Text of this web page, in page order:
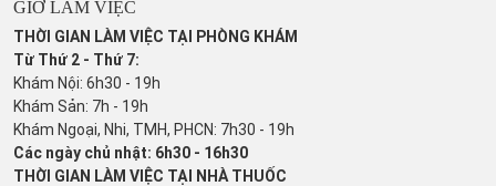
GIỜ LÀM VIỆC
THỜI GIAN LÀM VIỆC TẠI PHÒNG KHÁM
Từ Thứ 2 - Thứ 7:
Khám Nội: 6h30 - 19h
Khám Sản: 7h - 19h
Khám Ngoại, Nhi, TMH, PHCN: 7h30 - 19h
Các ngày chủ nhật: 6h30 - 16h30
THỜI GIAN LÀM VIỆC TẠI NHÀ THUỐC